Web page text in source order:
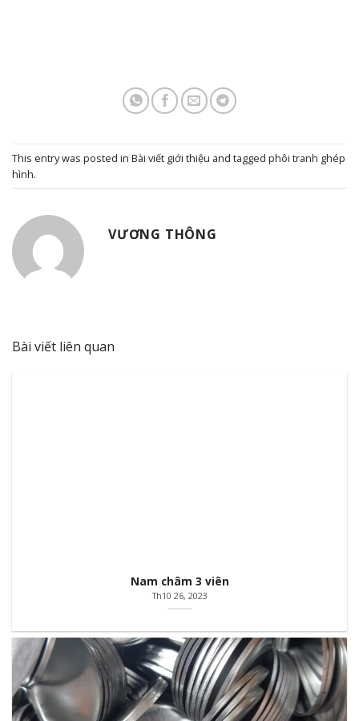
This entry was posted in Bài viết giới thiệu and tagged phôi tranh ghép
hình.
VƯƠNG THÔNG
Bài viết liên quan
Nam châm 3 viên
Th10 26, 2023